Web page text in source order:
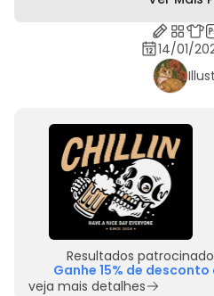
14/01/
Resultados
Ganhe 15% de desconto
veja mais detalhes